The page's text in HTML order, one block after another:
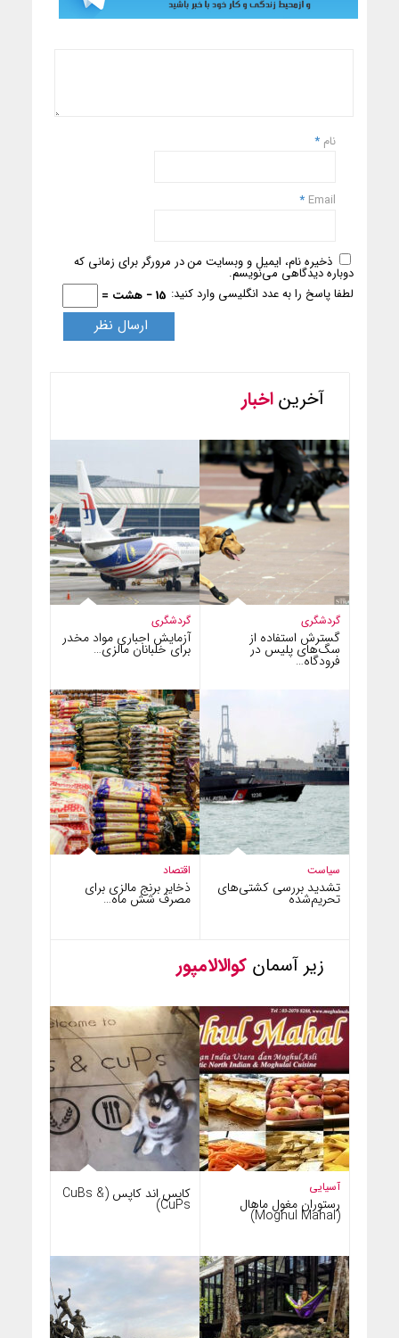
نام *
Email
*
ذخیره نام، ایمیل و وبسایت من در مرورگر برای زمانی که
دوباره دیدگاهی می‌نویسم.
لطفا پاسخ را به عدد انگلیسی وارد کنید: 15 − هشت =
آخریناخبار
گردشگری
آزمایش اجباری مواد مخدر
برای خلبانان مالزی…
گردشگری
گسترش استفاده از
سگ‌های پلیس در
فرودگاه…
اقتصاد
ذخایر برنج مالزی برای
مصرف شش ماه…
سیاست
تشدید بررسی کشتی‌های
تحریم‌شده
زیر آسمان کوالالامپور
کابس اند کاپس (CuBs &
CuPs)
آسیایی
رستوران مغول ماهال
(Moghul Mahal)